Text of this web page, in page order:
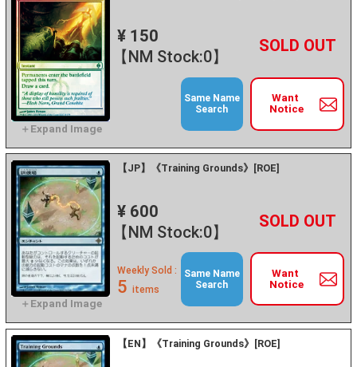
¥ 150
【NM Stock:0】
－ +
Want
Notice
Same Name
Search
【JP】《Training Grounds》[ROE]
¥ 600
【NM Stock:0】
－ +
Want
Notice
Weekly Sold :
5 items
Same Name
Search
【EN】《Training Grounds》[ROE]